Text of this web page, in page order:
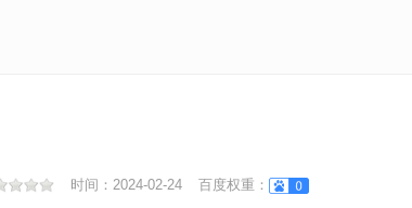
时间： 2024-02-24
百度权重：